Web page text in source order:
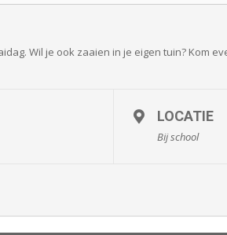
Wil je ook zaaien in je eigen tuin? Kom
LOCATIE
Bij school